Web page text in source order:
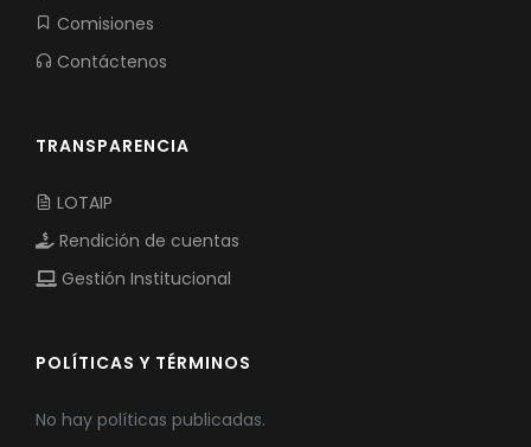
Comisiones
Contáctenos
TRANSPARENCIA
LOTAIP
Rendición de cuentas
Gestión Institucional
POLÍTICAS Y TÉRMINOS
No hay políticas publicadas.